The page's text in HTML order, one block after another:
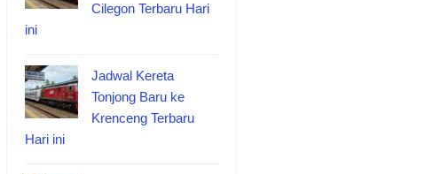
Cilegon Terbaru Hari
ini
Jadwal Kereta
Tonjong Baru ke
Krenceng Terbaru
Hari ini